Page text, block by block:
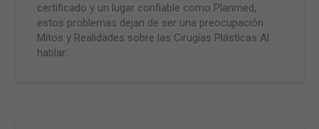
certificado y un lugar confiable como Planmed,
estos problemas dejan de ser una preocupación.
Mitos y Realidades sobre las Cirugías Plásticas Al
hablar…